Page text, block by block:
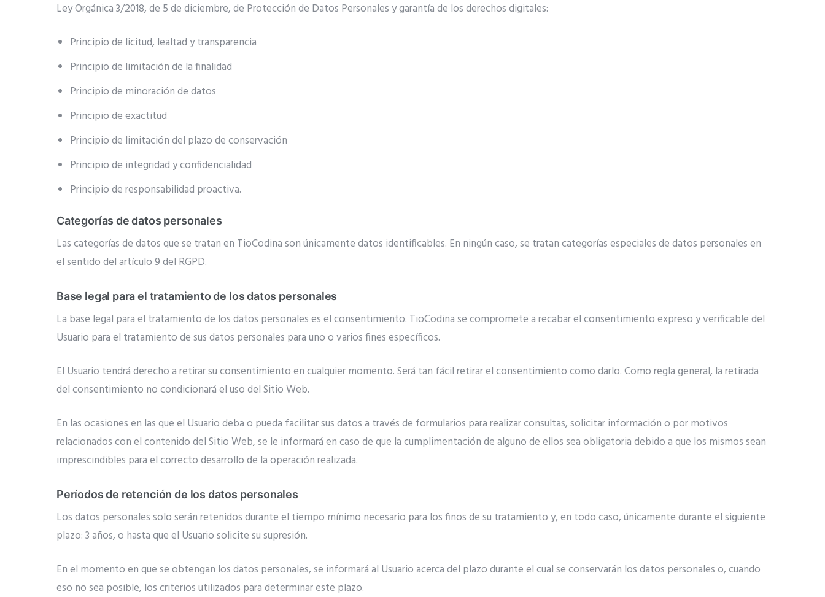
Ley Orgánica 3/2018, de 5 de diciembre, de Protección de Datos Personales y garantía de los derechos digitales:
Principio de licitud, lealtad y transparencia
Principio de limitación de la finalidad
Principio de minoración de datos
Principio de exactitud
Principio de limitación del plazo de conservación
Principio de integridad y confidencialidad
Principio de responsabilidad proactiva.
Categorías de datos personales
Las categorías de datos que se tratan en TioCodina son únicamente datos identificables. En ningún caso, se tratan categorías especiales de datos personales en
el sentido del artículo 9 del RGPD.
Base legal para el tratamiento de los datos personales
La base legal para el tratamiento de los datos personales es el consentimiento. TioCodina se compromete a recabar el consentimiento expreso y verificable del
Usuario para el tratamiento de sus datos personales para uno o varios fines específicos.
El Usuario tendrá derecho a retirar su consentimiento en cualquier momento. Será tan fácil retirar el consentimiento como darlo. Como regla general, la retirada
del consentimiento no condicionará el uso del Sitio Web.
En las ocasiones en las que el Usuario deba o pueda facilitar sus datos a través de formularios para realizar consultas, solicitar información o por motivos
relacionados con el contenido del Sitio Web, se le informará en caso de que la cumplimentación de alguno de ellos sea obligatoria debido a que los mismos sean
imprescindibles para el correcto desarrollo de la operación realizada.
Períodos de retención de los datos personales
Los datos personales solo serán retenidos durante el tiempo mínimo necesario para los finos de su tratamiento y, en todo caso, únicamente durante el siguiente
plazo: 3 años, o hasta que el Usuario solicite su supresión.
En el momento en que se obtengan los datos personales, se informará al Usuario acerca del plazo durante el cual se conservarán los datos personales o, cuando
eso no sea posible, los criterios utilizados para determinar este plazo.